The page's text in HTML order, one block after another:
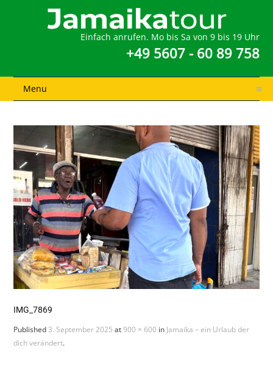
Einfach anrufen. Mo bis Sa von 9 bis 19 Uhr
+49 5607 - 60 89 758
Menu
IMG_7869
Published 3. September 2025 at900 × 600 in Jamaika – ein Urlaub der
dich verändert.